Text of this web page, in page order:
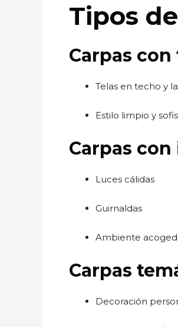
Tipos
Carpas
Telas en techo y
Estilo limpio y
Carpas
Luces cálidas
Guirnaldas
Ambiente
Carpas
Decoración